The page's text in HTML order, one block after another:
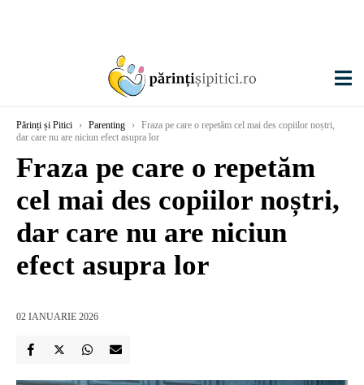
Părinți și Pitici › Parenting ›
Fraza pe care o repetăm ​​cel mai des copiilor noștri,
dar care nu are niciun efect asupra lor
Fraza pe care o repetăm ​​
cel mai des copiilor noștri,
dar care nu are niciun
efect asupra lor
02 IANUARIE 2026